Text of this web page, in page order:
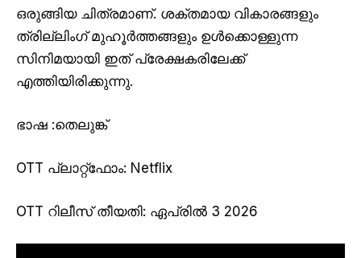
ഒരുങ്ങിയ ചിത്രമാണ്. ശക്തമായ വികാരങ്ങളും
ത്രില്ലിംഗ് മുഹൂർത്തങ്ങളും ഉൾക്കൊള്ളുന്ന
സിനിമയായി ഇത് പ്രേക്ഷകരിലേക്ക്
എത്തിയിരിക്കുന്നു.
ഭാഷ :തെലുങ്ക്
OTT പ്ലാറ്റ്ഫോം: Netflix
OTT റിലീസ് തീയതി: ഏപ്രിൽ 3 2026